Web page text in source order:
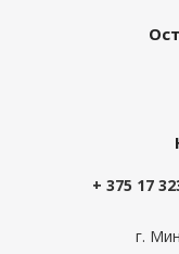
+ 375 17
г.